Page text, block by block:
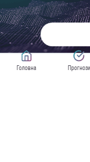
Головна Прогнози